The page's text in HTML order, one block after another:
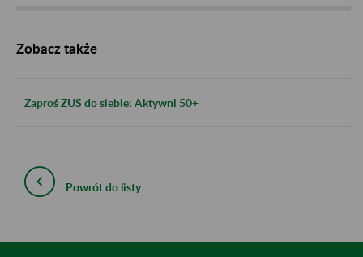
Zobacz także
Zaproś ZUS do siebie: Aktywni 50+
Powrót do listy